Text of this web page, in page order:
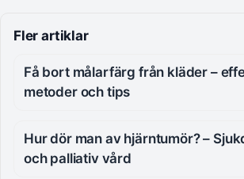
Fler artiklar
Få bort målarfärg från kläder –
metoder och tips
Hur dör man av hjärntumör? –
och palliativ vård